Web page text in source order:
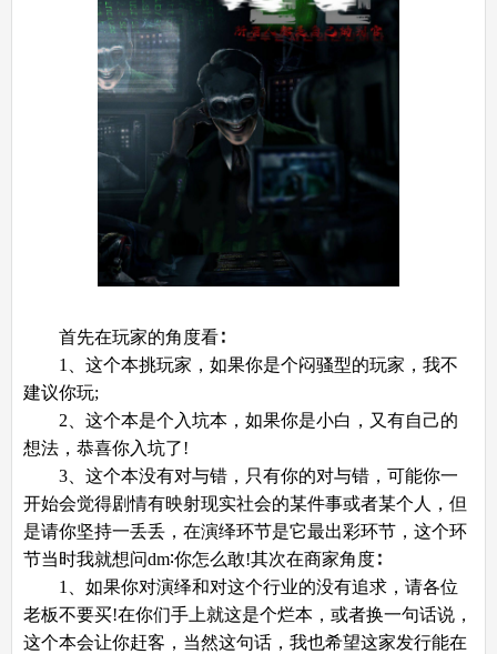
首先在玩家的角度看∶
1、这个本挑玩家，如果你是个闷骚型的玩家，我不
建议你玩;
2、这个本是个入坑本，如果你是小白，又有自己的
想法，恭喜你入坑了!
3、这个本没有对与错，只有你的对与错，可能你一
开始会觉得剧情有映射现实社会的某件事或者某个人，但
是请你坚持一丢丢，在演绎环节是它最出彩环节，这个环
节当时我就想问dm∶你怎么敢!其次在商家角度∶
1、如果你对演绎和对这个行业的没有追求，请各位
老板不要买!在你们手上就这是个烂本，或者换一句话说，
这个本会让你赶客，当然这句话，我也希望这家发行能在